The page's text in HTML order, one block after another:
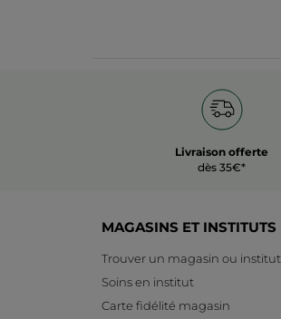
Livraison offerte
dès 35€*
MAGASINS ET INSTITUTS
Trouver un magasin ou institut
Soins en institut
Carte fidélité magasin